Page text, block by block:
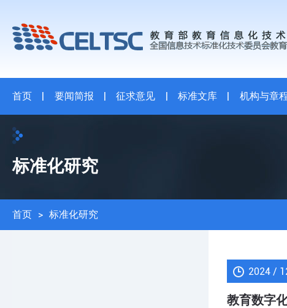
首页 | 要闻简报 | 征求意见 | 标准文库 | 机构与章
标准化研究
首页 > 标准化研究
2024 /
教育数字